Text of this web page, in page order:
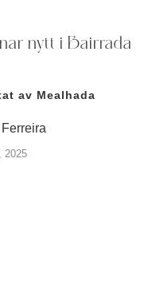
nytt i Bairrada
av Mealhada
2025